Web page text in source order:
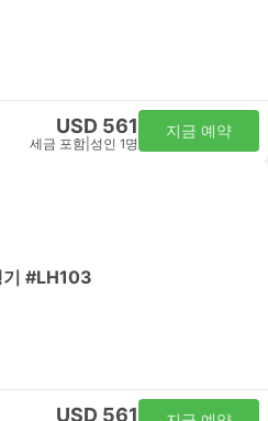
USD 561
세금 포함 성인 1명
지금 예약
기 #LH103
USD 561